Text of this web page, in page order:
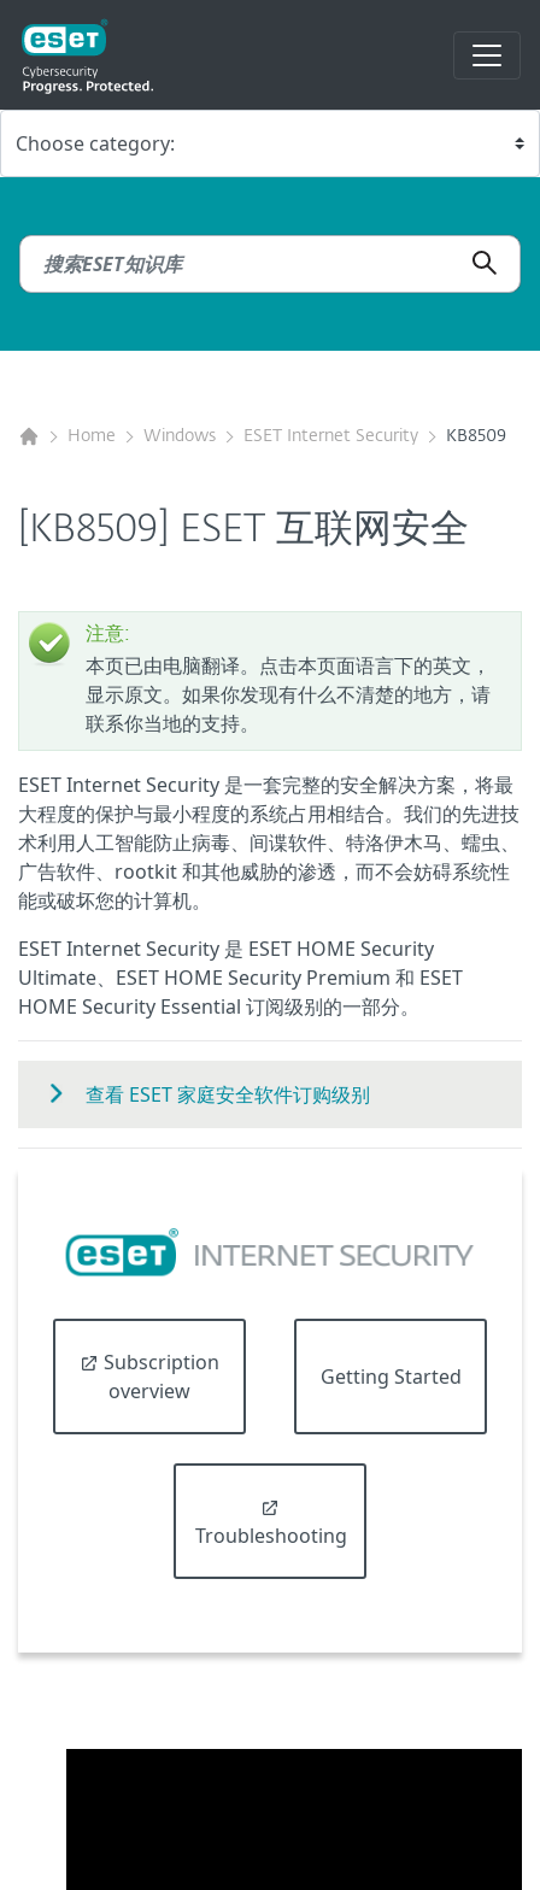
Home Windows ESET Internet Security KB8509
[KB8509] ESET 互联网安全
注意:
本页已由电脑翻译。点击本页面语言下的英文，
显示原文。如果你发现有什么不清楚的地方，请
联系你当地的支持。
ESET Internet Security 是一套完整的安全解决方案，将最
大程度的保护与最小程度的系统占用相结合。我们的先进技
术利用人工智能防止病毒、间谍软件、特洛伊木马、蠕虫、
广告软件、rootkit 和其他威胁的渗透，而不会妨碍系统性
能或破坏您的计算机。
ESET Internet Security 是 ESET HOME Security
Ultimate、ESET HOME Security Premium 和 ESET
HOME Security Essential 订阅级别的一部分。
查看 ESET 家庭安全软件订购级别
Subscription
overview
Getting Started
Troubleshooting